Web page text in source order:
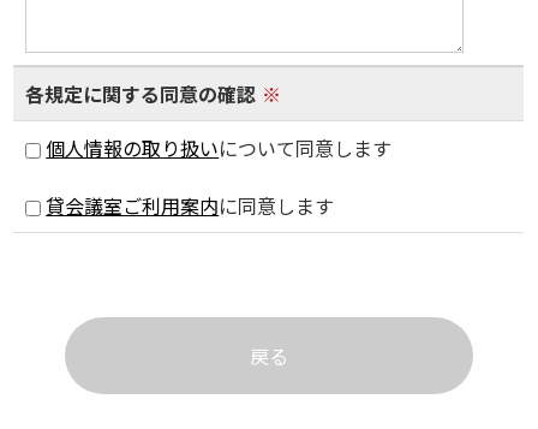
各規定に関する同意の確認 ※
個人情報の取り扱いについて同意します
貸会議室ご利用案内に同意します
戻る